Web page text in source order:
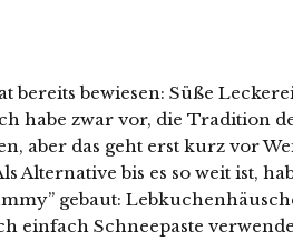
bereits bewiesen: Süße
habe zwar vor, die Tradition
aber das geht erst kurz vor
Alternative bis es so weit ist,
gebaut:
einfach Schneepaste